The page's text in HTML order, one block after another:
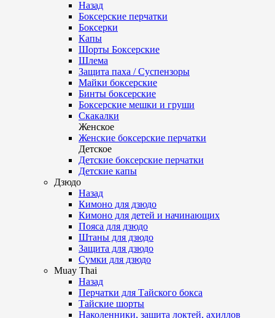
Назад
Боксерские перчатки
Боксерки
Капы
Шорты Боксерские
Шлема
Защита паха / Суспензоры
Майки боксерские
Бинты боксерские
Боксерские мешки и груши
Скакалки
Женское
Женские боксерские перчатки
Детское
Детские боксерские перчатки
Детские капы
Дзюдо
Назад
Кимоно для дзюдо
Кимоно для детей и начинающих
Пояса для дзюдо
Штаны для дзюдо
Защита для дзюдо
Сумки для дзюдо
Muay Thai
Назад
Перчатки для Тайского бокса
Тайские шорты
Наколенники, защита локтей, ахиллов